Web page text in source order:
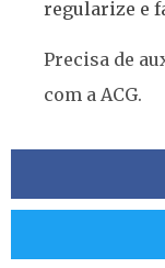
regularize e
Precisa de
com a ACG.